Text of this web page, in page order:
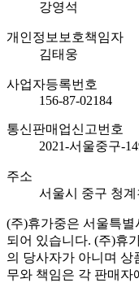
강영석
개인정보보호책임자
김태웅
사업자등록번호
156-87-02184
통신판매업신고번호
2021-서울중구-
주소
서울시 중구 청계
(주)휴가중은 서울특
되어 있습니다. (주)휴
의 당사자가 아니며 상
무와 책임은 각 판매자